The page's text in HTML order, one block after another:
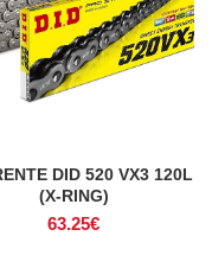
DID 520 VX3 120L
(X-RING)
63.25€